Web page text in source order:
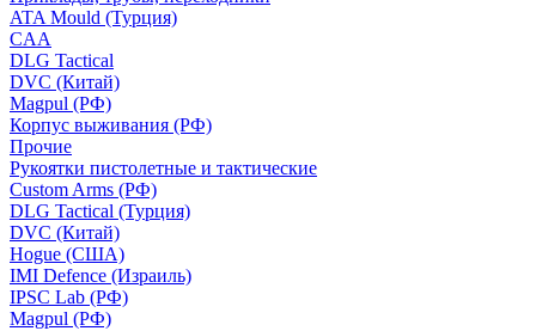
ATA Mould (Турция)
CAA
DLG Tactical
DVC (Китай)
Magpul (РФ)
Корпус выживания (РФ)
Прочие
Рукоятки пистолетные и тактические
Custom Arms (РФ)
DLG Tactical (Турция)
DVC (Китай)
Hogue (США)
IMI Defence (Израиль)
IPSC Lab (РФ)
Magpul (РФ)